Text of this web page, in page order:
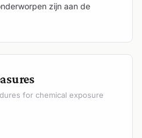
zijn aan de
for chemical exposure